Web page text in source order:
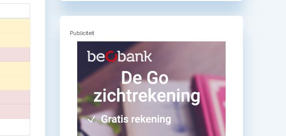
Publiciteit